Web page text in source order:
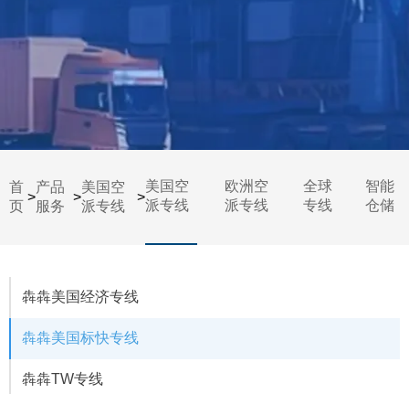
首
页
>
产品
服务
>
美国空
派专线
>
美国空
派专线
欧洲空
派专线
全球
专线
智能
仓储
犇犇美国经济专线
犇犇美国标快专线
犇犇TW专线